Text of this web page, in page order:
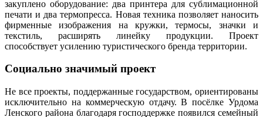
закуплено оборудование: два принтера для сублимационной
печати и два термопресса. Новая техника позволяет наносить
фирменные изображения на кружки, термосы, значки и
текстиль, расширять линейку продукции. Проект
способствует усилению туристического бренда территории.
Социально значимый проект
Не все проекты, поддержанные государством, ориентированы
исключительно на коммерческую отдачу. В посёлке Урдома
Ленского района благодаря господдержке появился семейный